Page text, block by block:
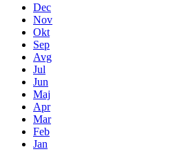
Dec
Nov
Okt
Sep
Avg
Jul
Jun
Maj
Apr
Mar
Feb
Jan